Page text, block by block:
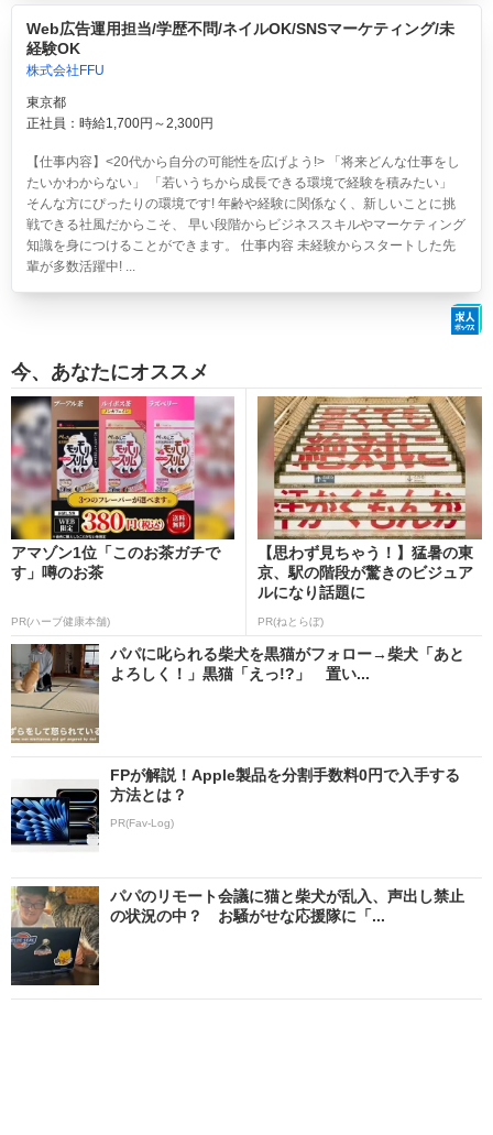
Web広告運用担当/学歴不問/ネイルOK/SNSマーケティング/未
経験OK
株式会社FFU
東京都
正社員：時給1,700円～2,300円
【仕事内容】<20代から自分の可能性を広げよう!> 「将来どんな仕事をし
たいかわからない」 「若いうちから成長できる環境で経験を積みたい」
そんな方にぴったりの環境です! 年齢や経験に関係なく、新しいことに挑
戦できる社風だからこそ、 早い段階からビジネススキルやマーケティング
知識を身につけることができます。 仕事内容 未経験からスタートした先
輩が多数活躍中! ...
今、あなたにオススメ
アマゾン1位「このお茶ガチで
す」噂のお茶
PR(ハーブ健康本舗)
【思わず見ちゃう！】猛暑の東
京、駅の階段が驚きのビジュア
ルになり話題に
PR(ねとらぼ)
パパに叱られる柴犬を黒猫がフォロー→柴犬「あと
よろしく！」黒猫「えっ!?」 置い...
FPが解説！Apple製品を分割手数料0円で入手する
方法とは？
PR(Fav-Log)
パパのリモート会議に猫と柴犬が乱入、声出し禁止
の状況の中？ お騒がせな応援隊に「...